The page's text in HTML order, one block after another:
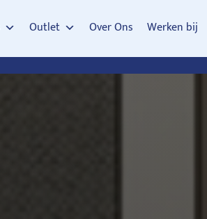
Outlet Over Ons Werken bij